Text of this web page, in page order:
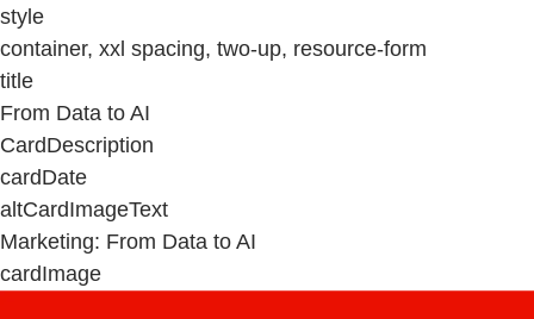
style
container, xxl spacing, two-up, resource-form
title
From Data to AI
CardDescription
cardDate
altCardImageText
Marketing: From Data to AI
cardImage